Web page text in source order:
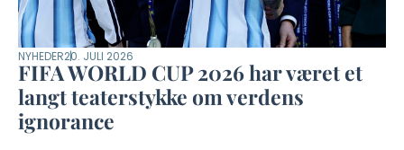
NYHEDER20. JULI 2026
FIFA WORLD CUP 2026 har været et
langt teaterstykke om verdens
ignorance